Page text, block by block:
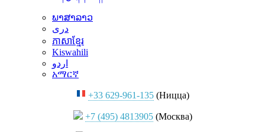
ພາສາລາວ
دری
ភាសាខ្មែរ
Kiswahili
اردو
አማርኛ
+33 629-961-135(Ницца)
+7 (495) 4813905(Москва)